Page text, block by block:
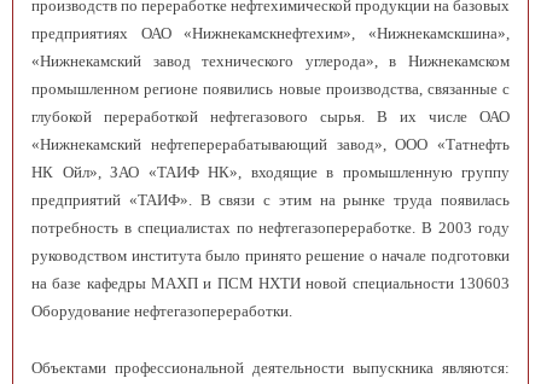
производств по переработке нефтехимической продукции на базовых
предприятиях ОАО «Нижнекамскнефтехим», «Нижнекамскшина»,
«Нижнекамский завод технического углерода», в Нижнекамском
промышленном регионе появились новые производства, связанные с
глубокой переработкой нефтегазового сырья. В их числе ОАО
«Нижнекамский нефтеперерабатывающий завод», ООО «Татнефть
НК Ойл», ЗАО «ТАИФ НК», входящие в промышленную группу
предприятий «ТАИФ». В связи с этим на рынке труда появилась
потребность в специалистах по нефтегазопереработке. В 2003 году
руководством института было принято решение о начале подготовки
на базе кафедры МАХП и ПСМ НХТИ новой специальности 130603
Оборудование нефтегазопереработки.
Объектами профессиональной деятельности выпускника являются: